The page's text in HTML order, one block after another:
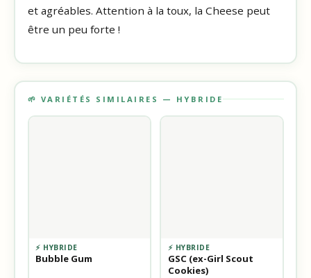
et agréables. Attention à la toux, la Cheese peut
être un peu forte !
🌱 VARIÉTÉS SIMILAIRES — HYBRIDE
⚡ HYBRIDE
Bubble Gum
⚡ HYBRIDE
GSC (ex-Girl Scout
Cookies)